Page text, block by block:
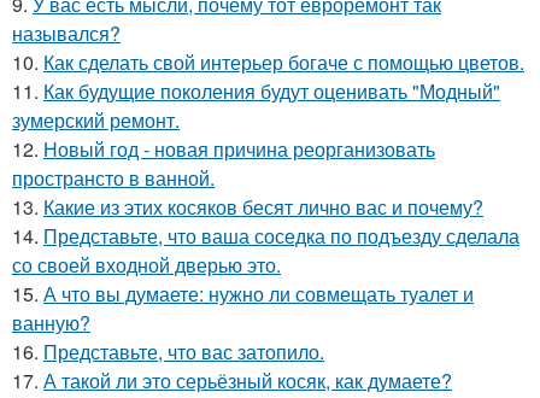
назывался?
10. Как сделать свой интерьер богаче с помощью цветов.
11. Как будущие поколения будут оценивать "Модный"
зумерский ремонт.
12. Новый год - новая причина реорганизовать
пространсто в ванной.
13. Какие из этих косяков бесят лично вас и почему?
14. Представьте, что ваша соседка по подъезду сделала
со своей входной дверью это.
15. А что вы думаете: нужно ли совмещать туалет и
ванную?
16. Представьте, что вас затопило.
17. А такой ли это серьёзный косяк, как думаете?